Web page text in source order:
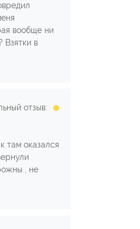
вообще ни
Взятки в
отзыв:
там оказался
, не